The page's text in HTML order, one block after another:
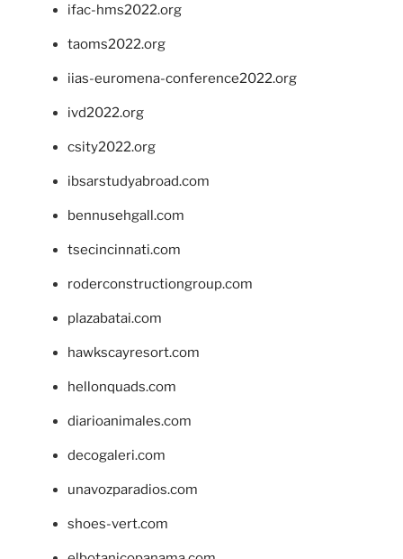
ifac-hms2022.org
taoms2022.org
iias-euromena-conference2022.org
ivd2022.org
csity2022.org
ibsarstudyabroad.com
bennusehgall.com
tsecincinnati.com
roderconstructiongroup.com
plazabatai.com
hawkscayresort.com
hellonquads.com
diarioanimales.com
decogaleri.com
unavozparadios.com
shoes-vert.com